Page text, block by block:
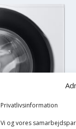
Privatlivsinformation
Vi og vores